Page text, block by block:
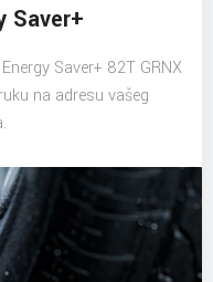
Saver+
Saver+ 82T GRNX
na adresu vašeg